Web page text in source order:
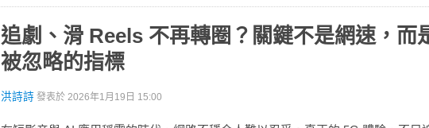
追劇、滑 Reels 不再轉圈？關鍵不是網速，而
被忽略的指標
洪詩詩 發表於 2026年1月19日 15:00